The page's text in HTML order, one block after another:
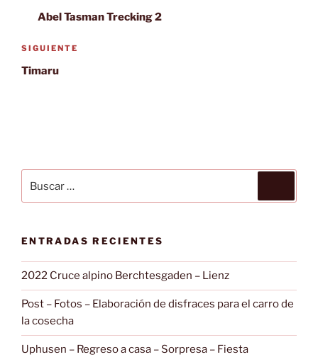
entradas
anterior:
Abel Tasman Trecking 2
Siguiente
entrada
SIGUIENTE
Timaru
por:
ENTRADAS RECIENTES
2022 Cruce alpino Berchtesgaden – Lienz
Post – Fotos – Elaboración de disfraces para el carro de
la cosecha
Uphusen – Regreso a casa – Sorpresa – Fiesta